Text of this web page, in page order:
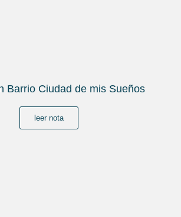
Barrio Ciudad de mis Sueños
leer nota